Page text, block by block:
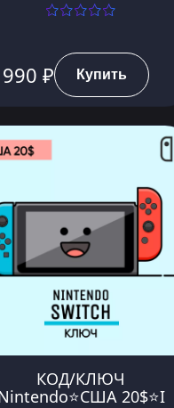
₽ Купить
КОД/КЛЮЧ
20$⭐️I